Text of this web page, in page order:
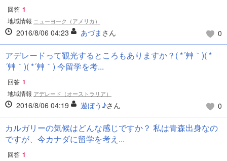
回答 1
地域情報 ニューヨーク（アメリカ）
2016/8/06 04:23 あづま さん 0
アデレードって観光するところもありますか？( *´艸｀)( *
´艸｀)( *´艸｀) 今留学を考...
回答 1
地域情報 アデレード（オーストラリア）
2016/8/06 04:19 遊ぼう♪さん 0
カルガリーの気候はどんな感じですか？ 私は青森出身なの
ですが、今カナダに留学を考え...
回答 1